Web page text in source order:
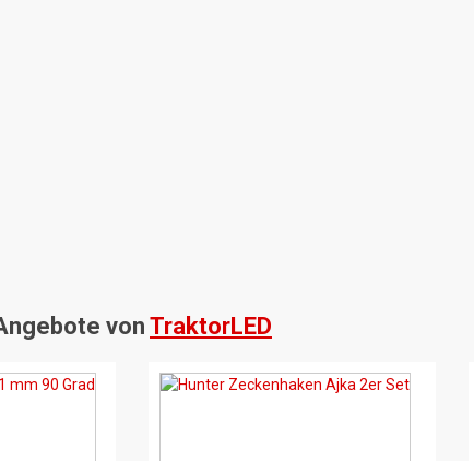
von TraktorLED